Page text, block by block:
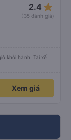
2.4 star_rate
(35 đánh giá)
khởi hành. Tài xế
Xem giá